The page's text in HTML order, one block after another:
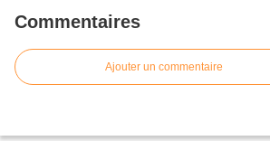
Commentaires
Ajouter un commentaire